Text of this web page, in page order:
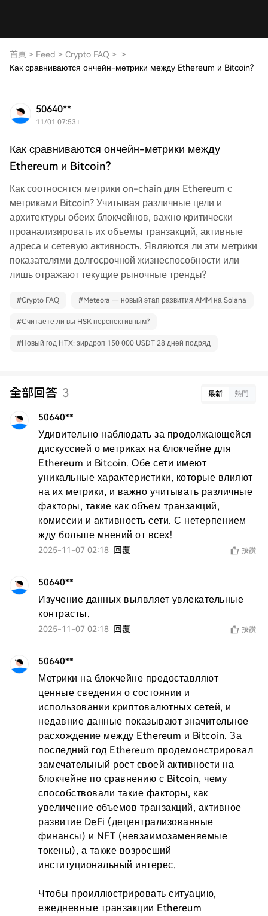
首頁 > Feed > Crypto FAQ > >
Как сравниваются ончейн-метрики между Ethereum и Bitcoin?
50640**
11/01 07:53
Как сравниваются ончейн-метрики между
Ethereum и Bitcoin?
Как соотносятся метрики on-chain для Ethereum с
метриками Bitcoin? Учитывая различные цели и
архитектуры обеих блокчейнов, важно критически
проанализировать их объемы транзакций, активные
адреса и сетевую активность. Являются ли эти метрики
показателями долгосрочной жизнеспособности или
лишь отражают текущие рыночные тренды?
#Crypto FAQ #Meteora — новый этап развития AMM на Solana
#Считаете ли вы HSK перспективным?
#Новый год HTX: эирдроп 150 000 USDT 28 дней подряд
全部回答 3 最新 熱門
50640**
Удивительно наблюдать за продолжающейся
дискуссией о метриках на блокчейне для
Ethereum и Bitcoin. Обе сети имеют
уникальные характеристики, которые влияют
на их метрики, и важно учитывать различные
факторы, такие как объем транзакций,
комиссии и активность сети. С нетерпением
жду больше мнений от всех!
2025-11-07 02:18 回覆 按讚
50640**
Изучение данных выявляет увлекательные
контрасты.
2025-11-07 02:18 回覆 按讚
50640**
Метрики на блокчейне предоставляют
ценные сведения о состоянии и
использовании криптовалютных сетей, и
недавние данные показывают значительное
расхождение между Ethereum и Bitcoin. За
последний год Ethereum продемонстрировал
замечательный рост своей активности на
блокчейне по сравнению с Bitcoin, чему
способствовали такие факторы, как
увеличение объемов транзакций, активное
развитие DeFi (децентрализованные
финансы) и NFT (невзаимозаменяемые
токены), а также возросший
институциональный интерес.
Чтобы проиллюстрировать ситуацию,
ежедневные транзакции Ethereum